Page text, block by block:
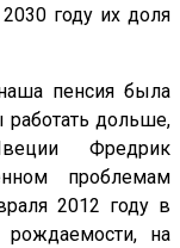
году их доля
пенсия была
дольше,
Фредрик
проблемам
2012 году в
на